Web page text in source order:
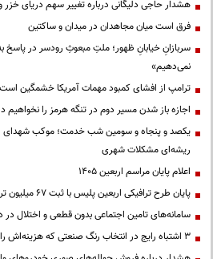
هشدار حاجی دلیگانی درباره تغییر سهم دریای خزر
فرق است میان مجاهدان در میدان و ساکتین
سربازانِ خیابانِ ظهور؛ ملتِ مبعوثِ رودسر در پاسخ
نمی‌دهیم»
ترامپ از افشای کمبود مهمات آمریکا خشمگین است
اجازه باز شدن مسیر دوم در تنگه هرمز را نخواهیم
یکصد و پنجاه و سومین شب خدمت؛ موکب شهدای
ریشه‌ای مشکلات شهری
اعلام پایان مراسم اربعین ۱۴۰۵
پایان طرح ترافیکی اربعین پلیس با ثبت ۶۷ میلیون تردد
سامانه‌های تامین اجتماعی بدون قطعی و اختلال
3 اشتباه رایج در انتخاب رنگ صنعتی که هزینه‌اش را سال‌ها می‌پردازید...